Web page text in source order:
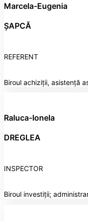
Marcela-Eugenia
ȘAPCĂ
REFERENT
Biroul achiziții, asistență
Raluca-Ionela
DREGLEA
INSPECTOR
Biroul investiții;